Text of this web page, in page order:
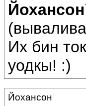
Их бин
уодкы! :)
Йохансон